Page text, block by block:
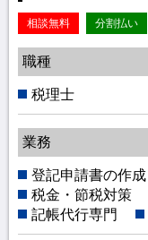
相談無料 分割払い
職種
税理士
業務
登記申請書の作成
税金・節税対策
記帳代行専門